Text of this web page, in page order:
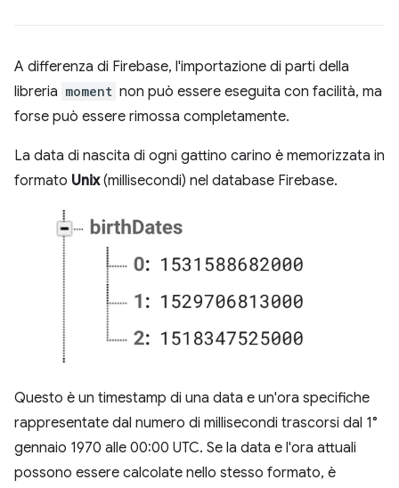
A differenza di Firebase, l'importazione di parti della
libreria moment non può essere eseguita con facilità, ma
forse può essere rimossa completamente.
La data di nascita di ogni gattino carino è memorizzata in
formato Unix(millisecondi) nel database Firebase.
Questo è un timestamp di una data e un'ora specifiche
rappresentate dal numero di millisecondi trascorsi dal 1°
gennaio 1970 alle 00:00 UTC. Se la data e l'ora attuali
possono essere calcolate nello stesso formato, è